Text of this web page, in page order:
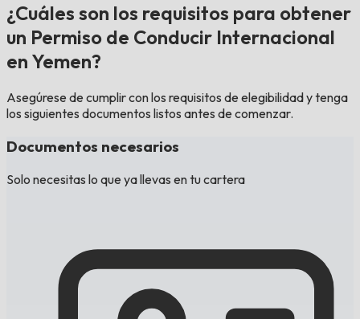
¿Cuáles son los requisitos para obtener
un Permiso de Conducir Internacional
en Yemen?
Asegúrese de cumplir con los requisitos de elegibilidad y tenga
los siguientes documentos listos antes de comenzar.
Documentos necesarios
Solo necesitas lo que ya llevas en tu cartera